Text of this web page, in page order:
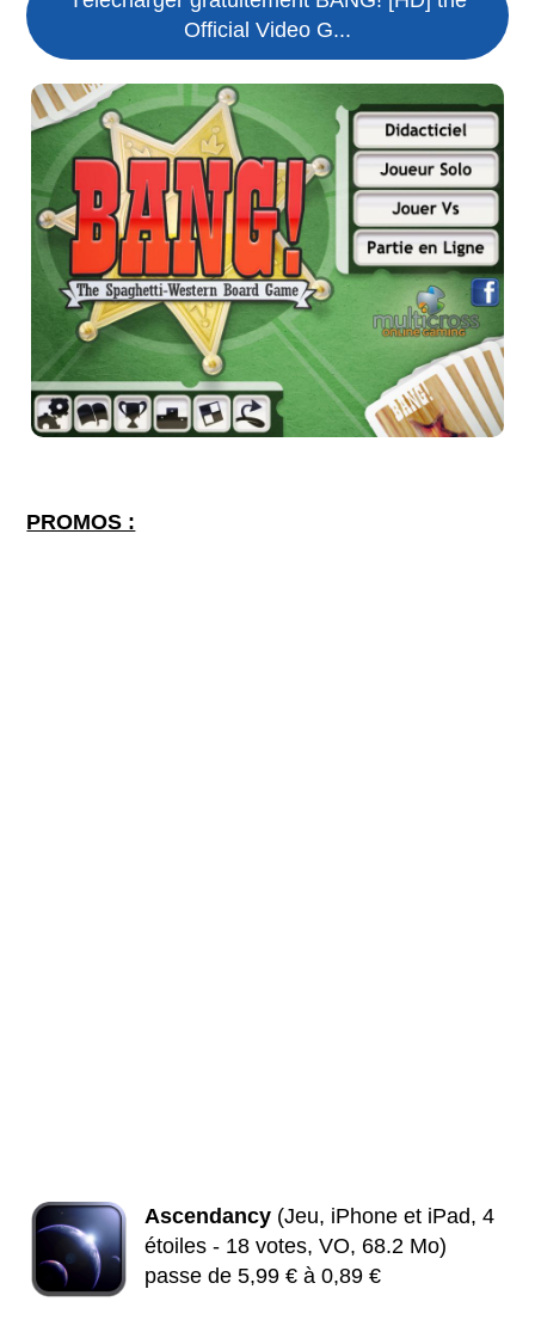
Official Video G...
PROMOS :
Ascendancy (Jeu, iPhone et iPad, 4
étoiles - 18 votes, VO, 68.2 Mo)
passe de 5,99 € à 0,89 €